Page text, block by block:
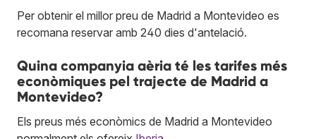
Per obtenir el millor preu de Madrid a Montevideo es
recomana reservar amb 240 dies d'antelació.
Quina companyia aèria té les tarifes més
econòmiques pel trajecte de Madrid a
Montevideo?
Els preus més econòmics de Madrid a Montevideo